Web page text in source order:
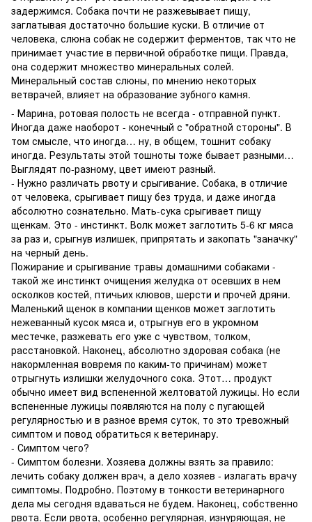
задержимся. Собака почти не разжевывает пищу,
заглатывая достаточно большие куски. В отличие от
человека, слюна собак не содержит ферментов, так что не
принимает участие в первичной обработке пищи. Правда,
она содержит множество минеральных солей.
Минеральный состав слюны, по мнению некоторых
ветврачей, влияет на образование зубного камня.
- Марина, ротовая полость не всегда - отправной пункт.
Иногда даже наоборот - конечный с "обратной стороны". В
том смысле, что иногда… ну, в общем, тошнит собаку
иногда. Результаты этой тошноты тоже бывает разными…
Выглядят по-разному, цвет имеют разный.
- Нужно различать рвоту и срыгивание. Собака, в отличие
от человека, срыгивает пищу без труда, и даже иногда
абсолютно сознательно. Мать-сука срыгивает пищу
щенкам. Это - инстинкт. Волк может заглотить 5-6 кг мяса
за раз и, срыгнув излишек, припрятать и закопать "заначку"
на черный день.
Пожирание и срыгивание травы домашними собаками -
такой же инстинкт очищения желудка от осевших в нем
осколков костей, птичьих клювов, шерсти и прочей дряни.
Маленький щенок в компании щенков может заглотить
нежеванный кусок мяса и, отрыгнув его в укромном
местечке, разжевать его уже с чувством, толком,
расстановкой. Наконец, абсолютно здоровая собака (не
накормленная вовремя по каким-то причинам) может
отрыгнуть излишки желудочного сока. Этот… продукт
обычно имеет вид вспененной желтоватой лужицы. Но если
вспененные лужицы появляются на полу с пугающей
регулярностью и в разное время суток, то это тревожный
симптом и повод обратиться к ветеринару.
- Симптом чего?
- Симптом болезни. Хозяева должны взять за правило:
лечить собаку должен врач, а дело хозяев - излагать врачу
симптомы. Подробно. Поэтому в тонкости ветеринарного
дела мы сегодня вдаваться не будем. Наконец, собственно
рвота. Если рвота, особенно регулярная, изнуряющая, не